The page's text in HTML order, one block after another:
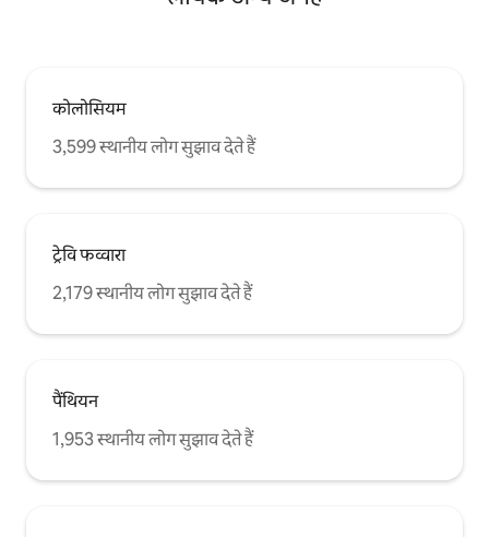
कोलोसियम
3,599 स्थानीय लोग सुझाव देते हैं
ट्रेवि फव्वारा
2,179 स्थानीय लोग सुझाव देते हैं
पैंथियन
1,953 स्थानीय लोग सुझाव देते हैं